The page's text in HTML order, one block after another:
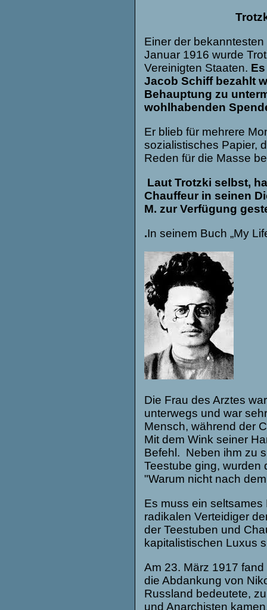
Trotzki war
Einer der
Januar 1916 wurde
Vereinigten Staaten.
Jacob Schiff bezahlt
Behauptung zu
wohlhabenden
Er blieb für mehrere
sozialistisches Papier,
Reden für die Masse
Laut Trotzki selbst,
Chauffeur in seinen
M. zur Verfügung
.In seinem Buch „My
Die Frau des Arztes
unterwegs und war
Mensch, während der
Mit dem Wink seiner
Befehl. Neben ihm zu
Teestube ging, wurden
"Warum nicht
Es muss ein
radikalen Verteidiger
der Teestuben und
kapitalistischen Luxus
Am 23. März 1917
die Abdankung von
Russland bedeutete,
und Anarchisten